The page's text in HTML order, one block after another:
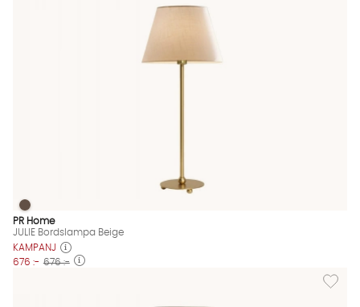
JULIE Bordslampa Beige Finns även i dessa färger:
JULIE Bordslampa Beige
PR Home
JULIE Bordslampa Beige
KAMPANJ
676 :- 676 :-
Lägg